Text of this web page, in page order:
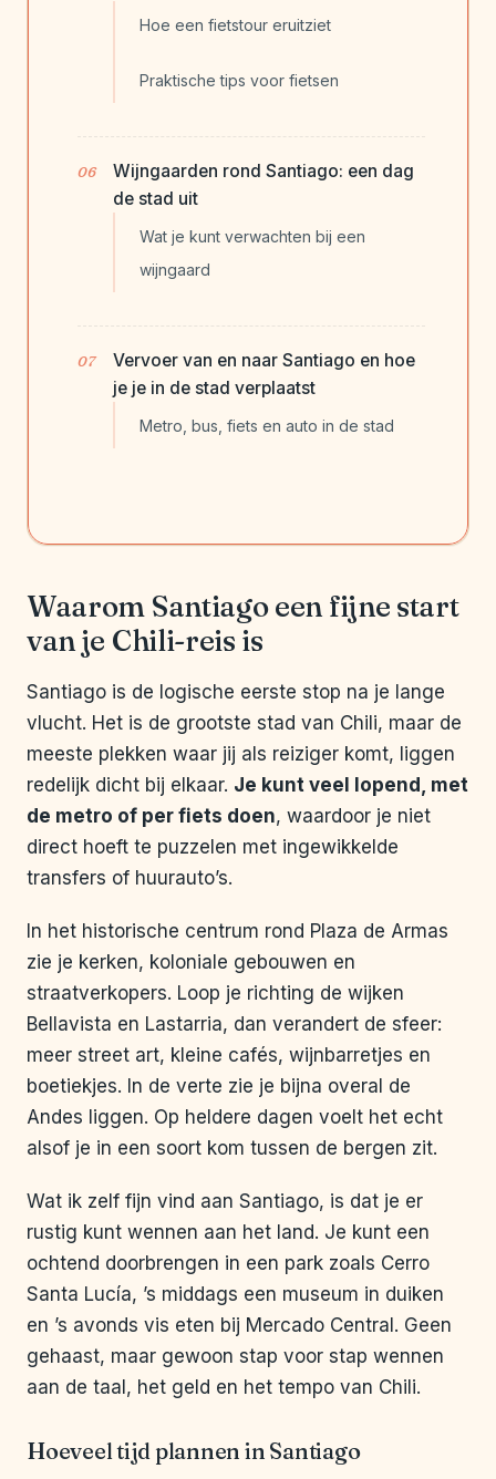
Hoe een fietstour eruitziet
Praktische tips voor fietsen
Wijngaarden rond Santiago: een dag
de stad uit
Wat je kunt verwachten bij een
wijngaard
Vervoer van en naar Santiago en hoe
je je in de stad verplaatst
Metro, bus, fiets en auto in de stad
Waarom Santiago een fijne start
van je Chili-reis is
Santiago is de logische eerste stop na je lange
vlucht. Het is de grootste stad van Chili, maar de
meeste plekken waar jij als reiziger komt, liggen
redelijk dicht bij elkaar. Je kunt veel lopend, met
de metro of per fiets doen, waardoor je niet
direct hoeft te puzzelen met ingewikkelde
transfers of huurauto’s.
In het historische centrum rond Plaza de Armas
zie je kerken, koloniale gebouwen en
straatverkopers. Loop je richting de wijken
Bellavista en Lastarria, dan verandert de sfeer:
meer street art, kleine cafés, wijnbarretjes en
boetiekjes. In de verte zie je bijna overal de
Andes liggen. Op heldere dagen voelt het echt
alsof je in een soort kom tussen de bergen zit.
Wat ik zelf fijn vind aan Santiago, is dat je er
rustig kunt wennen aan het land. Je kunt een
ochtend doorbrengen in een park zoals Cerro
Santa Lucía, ’s middags een museum in duiken
en ’s avonds vis eten bij Mercado Central. Geen
gehaast, maar gewoon stap voor stap wennen
aan de taal, het geld en het tempo van Chili.
Hoeveel tijd plannen in Santiago